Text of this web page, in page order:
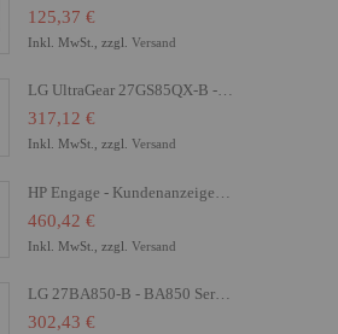
125,37 €
Inkl. MwSt., zzgl. Versand
LG UltraGear 27GS85QX-B - LED-Monitor - Gaming - 68.4 cm (27")
317,12 €
Inkl. MwSt., zzgl. Versand
460,42 €
Inkl. MwSt., zzgl. Versand
302,43 €